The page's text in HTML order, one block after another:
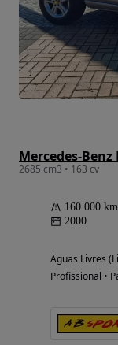
Mercedes-Benz
2685 cm3 • 163 cv
160 000 km
2000
Águas Livres
Profissional •